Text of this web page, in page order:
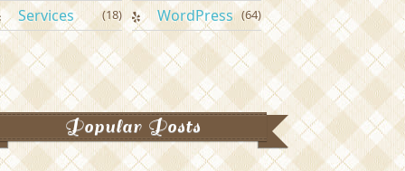
Services (18) WordPress (64)
Popular Posts